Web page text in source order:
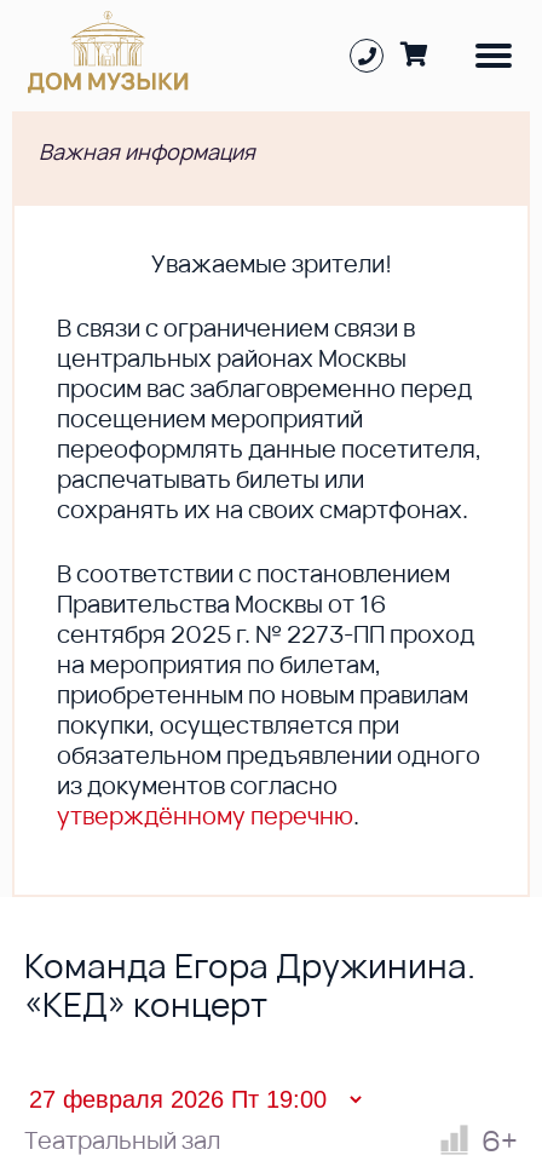
Важная информация
Уважаемые зрители!
В cвязи с ограничением связи в
центральных районах Москвы
просим вас заблаговременно перед
посещением мероприятий
переоформлять данные посетителя,
распечатывать билеты или
сохранять их на своих смартфонах.
В соответствии с постановлением
Правительства Москвы от 16
сентября 2025 г. № 2273-ПП проход
на мероприятия по билетам,
приобретенным по новым правилам
покупки, осуществляется при
обязательном предъявлении одного
из документов согласно
утверждённому перечню.
Команда Егора Дружинина.
«КЕД» концерт
Театральный зал 6+